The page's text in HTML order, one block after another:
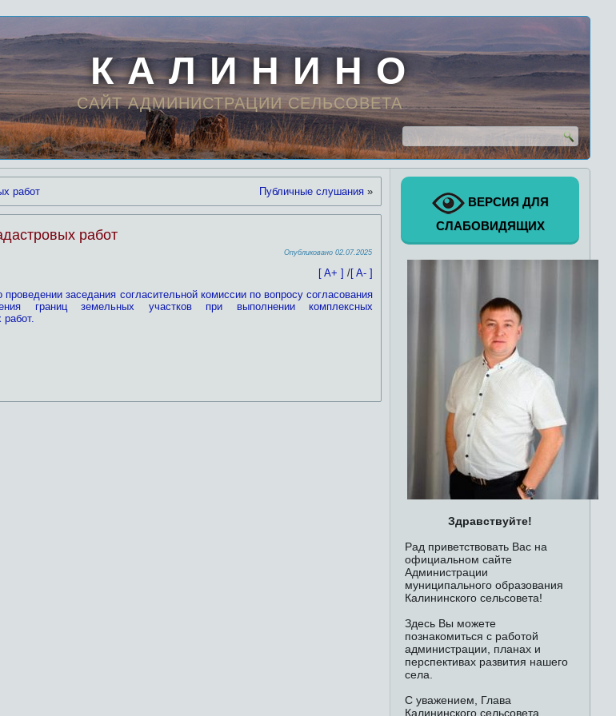
К А Л И Н И Н О
САЙТ АДМИНИСТРАЦИИ СЕЛЬСОВЕТА
работ Публичные слушания »
работ
Опубликовано 02.07.2025
[ A+ ] /[ A- ]
проведении заседания согласительной комиссии по вопросу согласования
границ земельных участков при выполнении комплексных
работ.
ВЕРСИЯ ДЛЯ
СЛАБОВИДЯЩИХ
Здравствуйте!
Рад приветствовать Вас на
официальном сайте
Администрации
муниципального образования
Калининского сельсовета!
Здесь Вы можете
познакомиться с работой
администрации, планах и
перспективах развития нашего
села.
С уважением, Глава
Калининского сельсовета